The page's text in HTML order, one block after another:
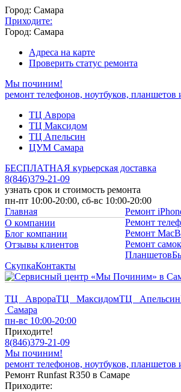
Город: Самара
Приходите:
Город: Самара
Адреса на карте
Проверить статус ремонта
Мы починим!
ремонт телефонов, ноутбуков,
ТЦ Аврора
ТЦ Максидом
ТЦ Апельсин
ЦУМ Самара
БЕСПЛАТНАЯ курьерская доставка
8(846)379-21-09
узнать срок и стоимость ремонта
пн-пт 10:00-20:00, сб-вс 10:00-20:00
Главная
О компании
Блог компании
Отзывы клиентов
Ремонт
Ремонт
Ремонт
Ремонт
Планшетов
СкупкаКонтакты
ТЦ АврораТЦ МаксидомТЦ Апельсин
Самара
пн-вс 10:00-20:00
Приходите!
8(846)379-21-09
Мы починим!
ремонт телефонов, ноутбуков,
Ремонт Runfast R350 в Самаре
Приходите: